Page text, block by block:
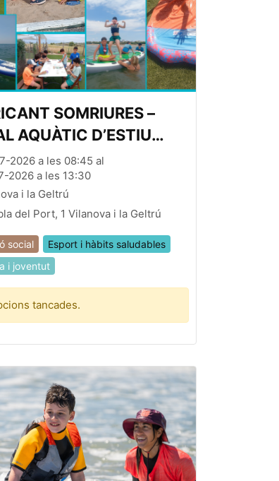
SOMRIURES –
AQUÀTIC D’ESTIU
2, del 06 al 10 de
de 08:45 a 13:45)
2026 a les 08:45 al
2026 a les 13:30
i la Geltrú
del Port, 1 Vilanova i la Geltrú
social
Esport i hàbits saludables
i joventut
tancades.